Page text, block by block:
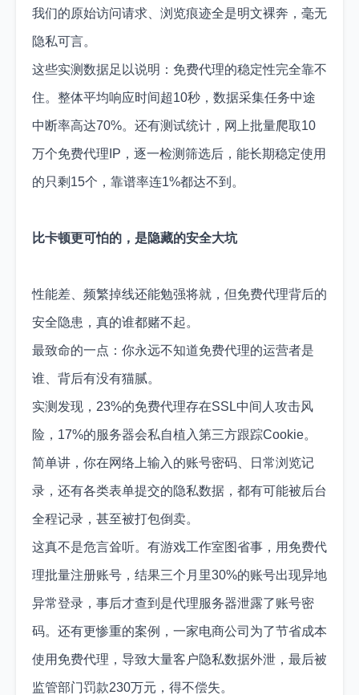
我们的原始访问请求、浏览痕迹全是明文裸奔，毫无
隐私可言。
这些实测数据足以说明：免费代理的稳定性完全靠不
住。整体平均响应时间超10秒，数据采集任务中途
中断率高达70%。还有测试统计，网上批量爬取10
万个免费代理IP，逐一检测筛选后，能长期稳定使用
的只剩15个，靠谱率连1%都达不到。
比卡顿更可怕的，是隐藏的安全大坑
性能差、频繁掉线还能勉强将就，但免费代理背后的
安全隐患，真的谁都赌不起。
最致命的一点：你永远不知道免费代理的运营者是
谁、背后有没有猫腻。
实测发现，23%的免费代理存在SSL中间人攻击风
险，17%的服务器会私自植入第三方跟踪Cookie。
简单讲，你在网络上输入的账号密码、日常浏览记
录，还有各类表单提交的隐私数据，都有可能被后台
全程记录，甚至被打包倒卖。
这真不是危言耸听。有游戏工作室图省事，用免费代
理批量注册账号，结果三个月里30%的账号出现异地
异常登录，事后才查到是代理服务器泄露了账号密
码。还有更惨重的案例，一家电商公司为了节省成本
使用免费代理，导致大量客户隐私数据外泄，最后被
监管部门罚款230万元，得不偿失。